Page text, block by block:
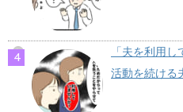
「夫を利用
活動を続ける